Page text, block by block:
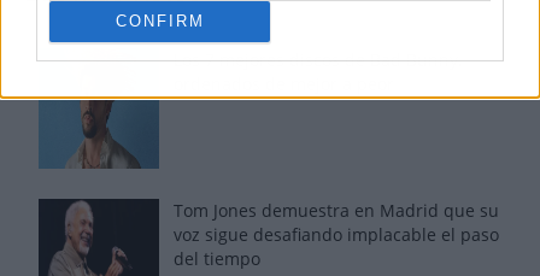
CONFIRM
Los 7 mejores discos de Bad Bunny,
Tom Jones demuestra en Madrid que su
voz sigue desafiando implacable el paso
del tiempo